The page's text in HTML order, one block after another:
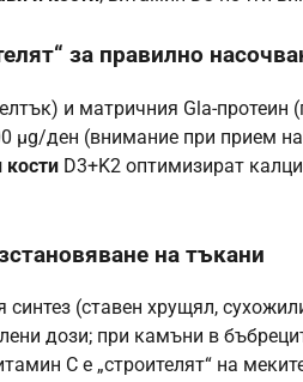
за правилно
и матричния Gla-протеин
μg/ден (внимание при прием
кости D3+K2 оптимизират
на тъкани
(ставен хрущял,
дози; при камъни в
C е „строителят“ на